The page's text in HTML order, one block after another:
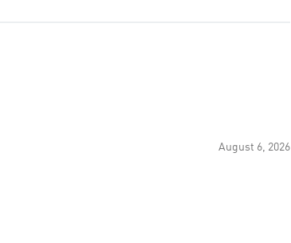
August 6, 2026